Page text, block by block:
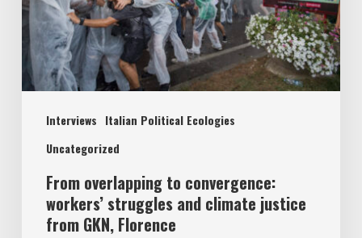
Interviews Italian Political Ecologies
Uncategorized
struggles
climate
justice
from
GKN,
FlorenceFrom overlapping to convergence:
workers’ struggles and climate justice
from GKN, Florence